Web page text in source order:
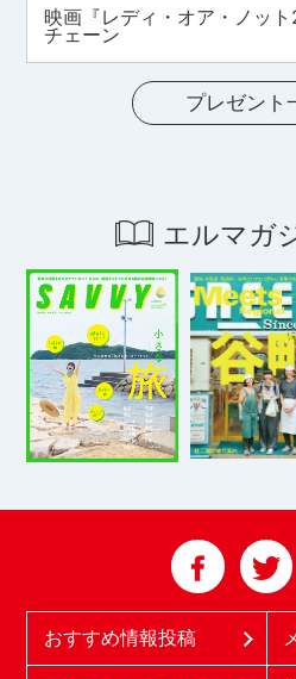
映画『レディ・オア・ノッ
チェーン
プレゼント
エルマガ
おすすめ情報投稿